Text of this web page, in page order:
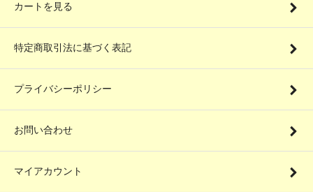
カートを見る
特定商取引法に基づく表記
プライバシーポリシー
お問い合わせ
マイアカウント